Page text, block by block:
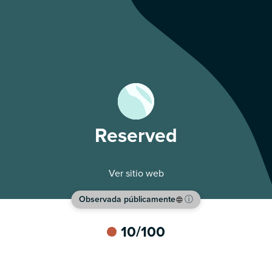
Reserved
Ver sitio web
Observada públicamente ⓘ
10/100